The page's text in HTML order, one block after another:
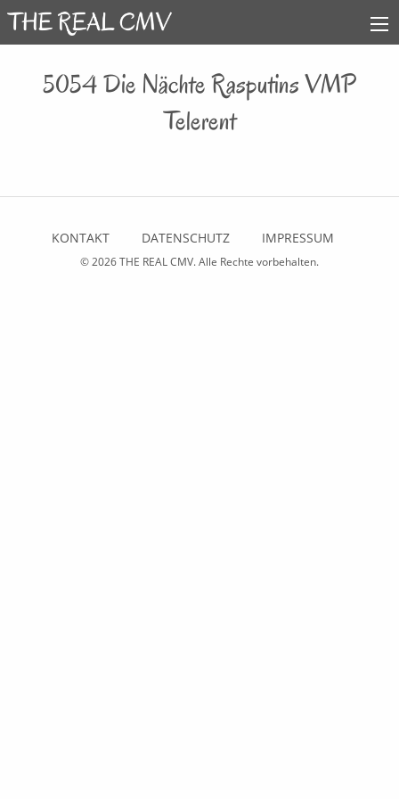
5054 Die Nächte Rasputins VMP
Telerent
KONTAKT DATENSCHUTZ IMPRESSUM
© 2026THE REAL CMV. Alle Rechte vorbehalten.